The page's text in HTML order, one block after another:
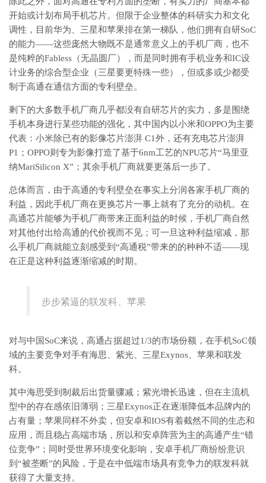
开始或计划布局手机芯片。但限于企业整体的科研实力和文化
调性，目前华为、三星和苹果排在第一梯队，他们拥有自研SoC
的能力——这些庞然大物既不是通常意义上的手机厂商，也不
是纯粹的Fabless（无晶圆厂），而是同时拥有手机业务和IC设
计业务的综合型企业（三星要更特殊一些），但或多或少都受
制于高通在通信方面的专利壁垒。
剩下的大多数手机厂商几乎都没有自研芯片的实力，多是围绕
手机本身进行某些功能的强化，其中国内以小米和OPPO为主要
代表：小米除已有的影像芯片澎湃 C1外，还有充电芯片澎湃
P1；OPPO则专为影像打造了基于6nm工艺的NPU芯片“马里亚
纳MariSilicon X”；其余手机厂商就要更落后一步了。
总体而言，由于高通的专利壁垒在事实上分润各家手机厂商的
利益，因此手机厂商在更换芯片一事上就有了充分的动机。在
高通芯片能够为手机厂商带来正面利益的时候，手机厂商自然
对其他付出给高通的代价视而不见；可一旦这种利益缩减，那
么手机厂商就能立刻感受到“高通税”带来的的种种不适——现
在正是这种利益逐渐缩减的时期。
步步紧逼的联发科、苹果
对与中国SoC来说，高通占据超过1/3的市场份额，在手机SoC领
域的主要竞争对手有海思、紫光、三星Exynos、苹果和联发
科。
其中海思受到制裁后出货量骤减；紫光增长迅速，但在主流机
型中的存在感依旧薄弱；三星Exynos正在逐渐降低本品牌内的
占有量；苹果同样不外卖，但安卓和IOS有着截然不同的生态和
应用，而且稳占高端市场，所以和安卓阵营为主的高通产生“错
位竞争”；同时受世界环境变化影响，安卓手机厂商纷纷意识
到“被垄断”的风险，于是在中低端市场具有竞争力的联发科就
获得了大量支持。